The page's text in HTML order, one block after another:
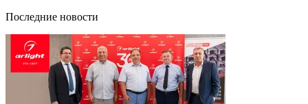
Последние новости